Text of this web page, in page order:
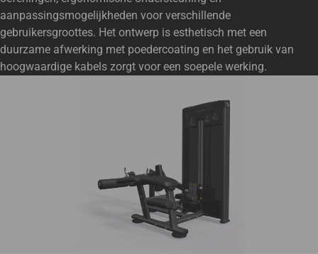
aanpassingsmogelijkheden voor verschillende
gebruikersgroottes. Het ontwerp is esthetisch met een
duurzame afwerking met poedercoating en het gebruik van
hoogwaardige kabels zorgt voor een soepele werking.